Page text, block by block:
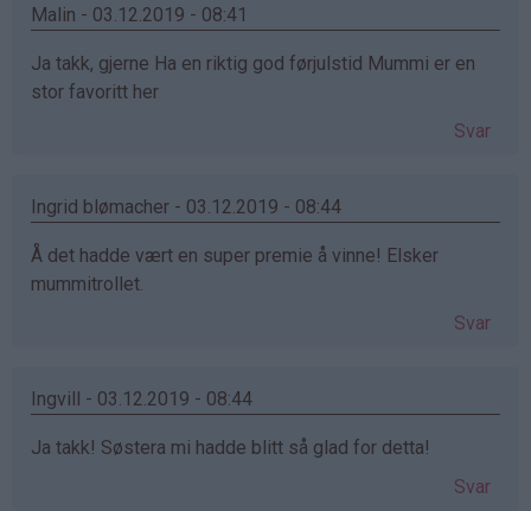
Malin - 03.12.2019 - 08:41
Ja takk, gjerne Ha en riktig god førjulstid Mummi er en
stor favoritt her
Svar
Ingrid blømacher - 03.12.2019 - 08:44
Å det hadde vært en super premie å vinne! Elsker
mummitrollet.
Svar
Ingvill - 03.12.2019 - 08:44
Ja takk! Søstera mi hadde blitt så glad for detta!
Svar